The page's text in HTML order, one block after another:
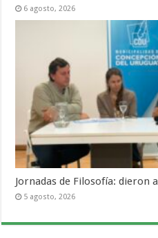
6 agosto, 2026
Jornadas de Filosofía: dieron
5 agosto, 2026